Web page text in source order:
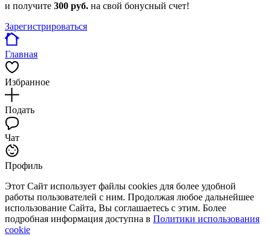
и получите 300 руб. на свой бонусный счет!
Зарегистрироваться
Главная
Избранное
Подать
Чат
Профиль
Этот Сайт использует файлы cookies для более удобной
работы пользователей с ним. Продолжая любое дальнейшее
использование Сайта, Вы соглашаетесь с этим. Более
подробная информация доступна в Политики использования
cookie